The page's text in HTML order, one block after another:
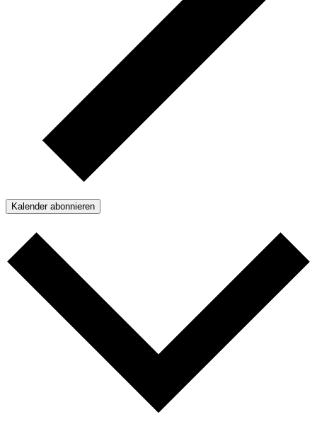
Kalender abonnieren